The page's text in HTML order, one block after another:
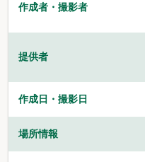
作成者・撮影者
提供者
作成日・撮影日
場所情報